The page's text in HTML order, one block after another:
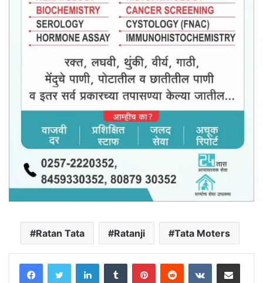
Ratan Tata Ratanji Tata Moters
LinkedInTumblr PinterestReddit VKontakteShare via Email